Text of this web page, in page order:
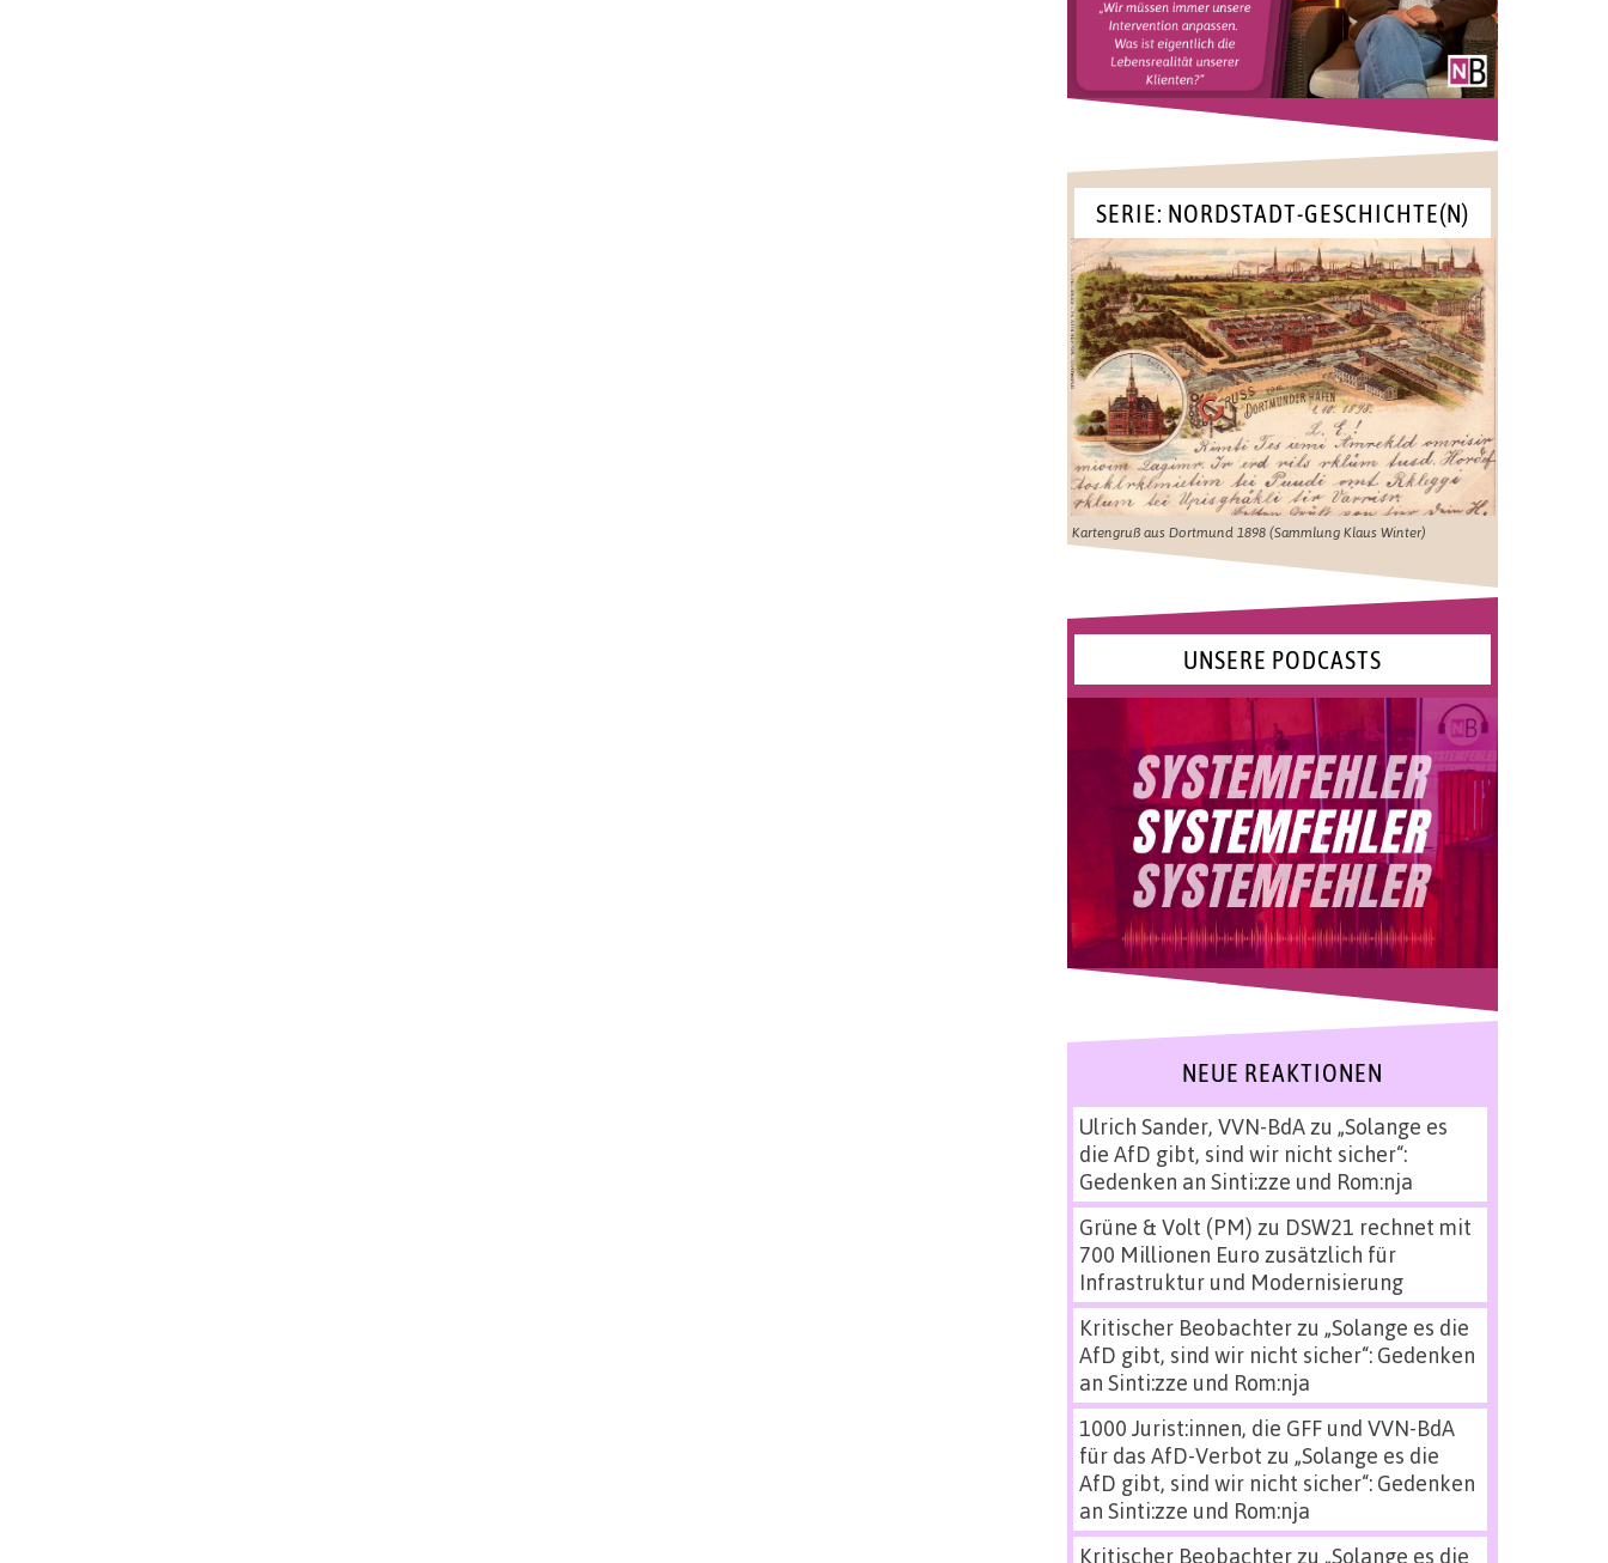
SERIE: NORDSTADT-GESCHICHTE(N)
Kartengruß aus Dortmund 1898 (Sammlung Klaus Winter)
UNSERE PODCASTS
NEUE REAKTIONEN
Ulrich Sander, VVN-BdAzu „Solange es
die AfD gibt, sind wir nicht sicher“:
Gedenken an Sinti:zze und Rom:nja
Grüne & Volt (PM) zu DSW21 rechnet mit
700 Millionen Euro zusätzlich für
Infrastruktur und Modernisierung
Kritischer Beobachterzu „Solange es die
AfD gibt, sind wir nicht sicher“: Gedenken
an Sinti:zze und Rom:nja
1000 Jurist:innen, die GFF und VVN-BdA
für das AfD-Verbot zu „Solange es die
AfD gibt, sind wir nicht sicher“: Gedenken
an Sinti:zze und Rom:nja
Kritischer Beobachterzu „Solange es die